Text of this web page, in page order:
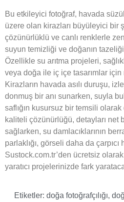
Bu etkileyici fotoğraf, havada
üzere olan kirazları büyüleyici bir
çözünürlüklü ve canlı renklerle
suyun temizliği ve doğanın
Özellikle su arıtma projeleri,
veya doğa ile iç içe tasarımlar
Kirazların havada asılı duruşu,
donmuş bir anı sunarken, suyla
saflığın kusursuz bir temsili olarak
kaliteli çözünürlüğü, detayları net
sağlarken, su damlacıklarının
parlaklığı, görseli daha da çarpıcı
Sustock.com.tr’den ücretsiz
yaratıcı projelerinizde fark
Etiketler: doğa fotoğrafçılığı,